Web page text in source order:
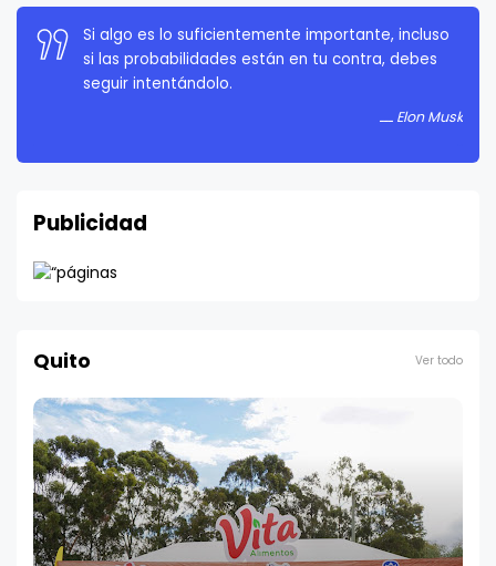
La persistencia es muy importante. No debes
rendirte a menos que estés obligado a rendirte.
Publicidad
Quito Ver todo